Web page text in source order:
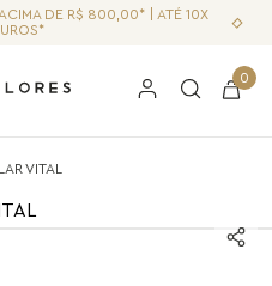
DE R$ 800,00* | ATÉ 10X
0
VITAL